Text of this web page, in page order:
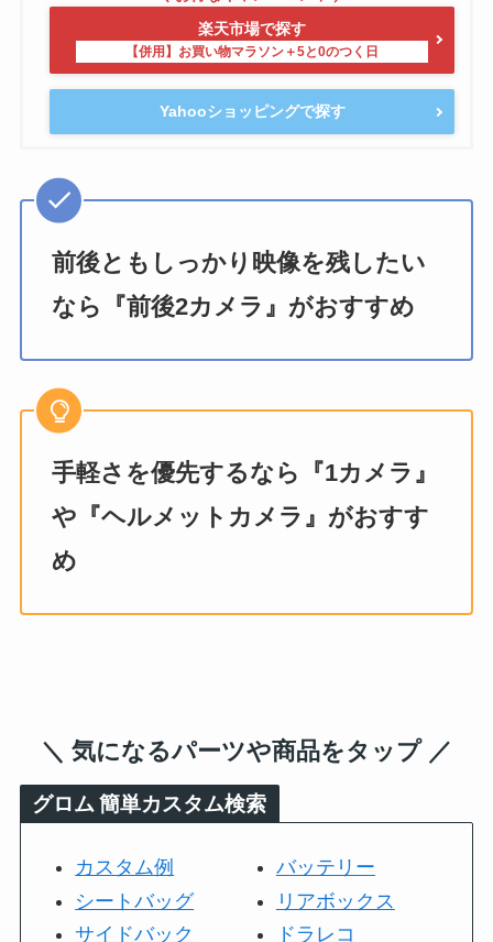
楽天市場で探す
Yahooショッピングで探す
前後ともしっかり映像を残したい
なら『前後2カメラ』がおすすめ
手軽さを優先するなら『1カメラ』
や『ヘルメットカメラ』がおすす
め
＼ 気になるパーツや商品をタップ ／
グロム 簡単カスタム検索
カスタム例
シートバッグ
サイドバック
バッテリー
リアボックス
ドラレコ